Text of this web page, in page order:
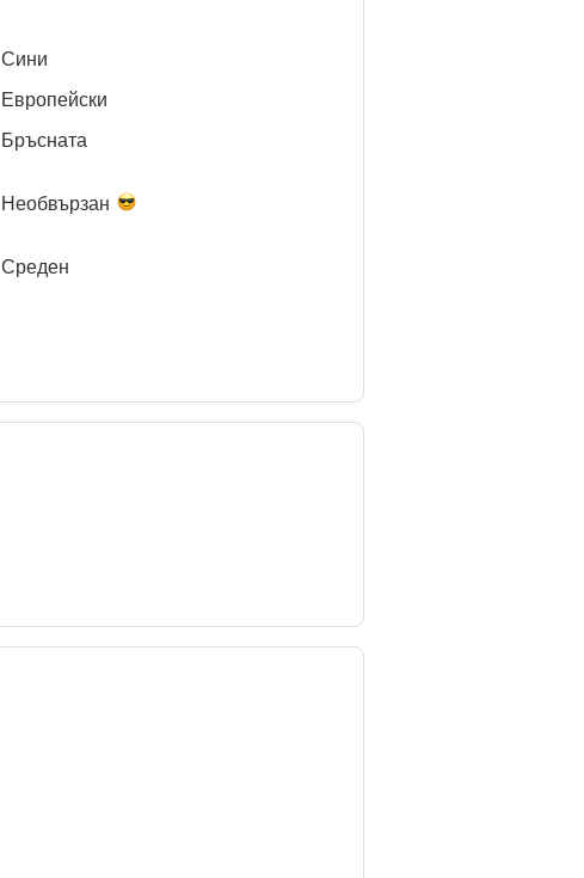
Сини
Европейски
Бръсната
Необвързан
Среден